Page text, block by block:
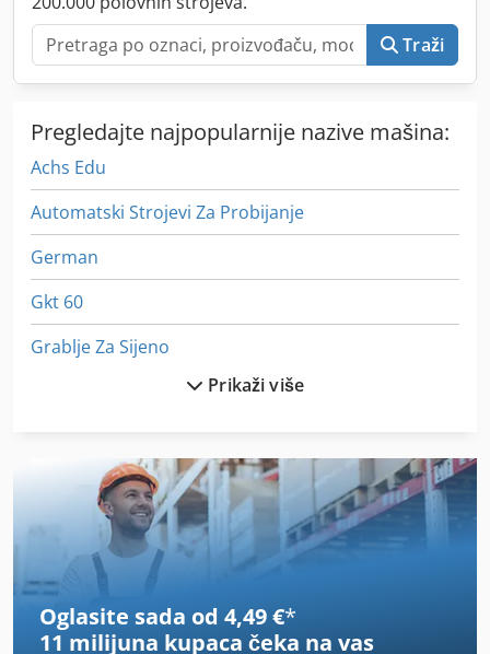
Traži
Pregledajte najpopularnije nazive mašina:
Achs Edu
Automatski Strojevi Za Probijanje
German
Gkt 60
Grablje Za Sijeno
Grijač 11 Kw
Gx 11 Ff
Hsc 20 Linear
Idx 23
Prikaži više
Oglasite sada od 4,49 €*
11 milijuna kupaca čeka na vas